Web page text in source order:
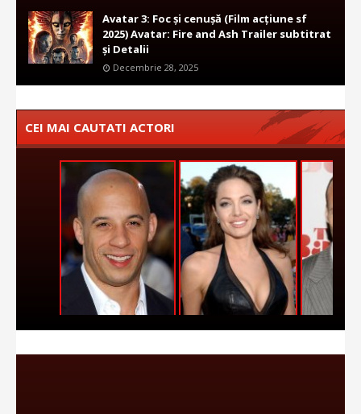
Avatar 3: Foc și cenușă (Film acțiune sf
2025) Avatar: Fire and Ash Trailer subtitrat
și Detalii
Decembrie 28, 2025
CEI MAI CAUTATI ACTORI